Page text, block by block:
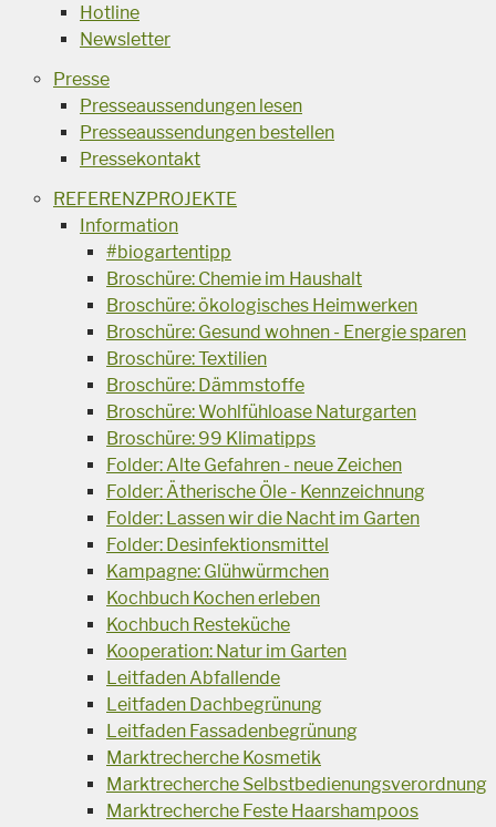
Hotline
Newsletter
Presse
Presseaussendungen lesen
Presseaussendungen bestellen
Pressekontakt
REFERENZPROJEKTE
Information
#biogartentipp
Broschüre: Chemie im Haushalt
Broschüre: ökologisches Heimwerken
Broschüre: Gesund wohnen - Energie sparen
Broschüre: Textilien
Broschüre: Dämmstoffe
Broschüre: Wohlfühloase Naturgarten
Broschüre: 99 Klimatipps
Folder: Alte Gefahren - neue Zeichen
Folder: Ätherische Öle - Kennzeichnung
Folder: Lassen wir die Nacht im Garten
Folder: Desinfektionsmittel
Kampagne: Glühwürmchen
Kochbuch Kochen erleben
Kochbuch Resteküche
Kooperation: Natur im Garten
Leitfaden Abfallende
Leitfaden Dachbegrünung
Leitfaden Fassadenbegrünung
Marktrecherche Kosmetik
Marktrecherche Selbstbedienungsverordnung
Marktrecherche Feste Haarshampoos